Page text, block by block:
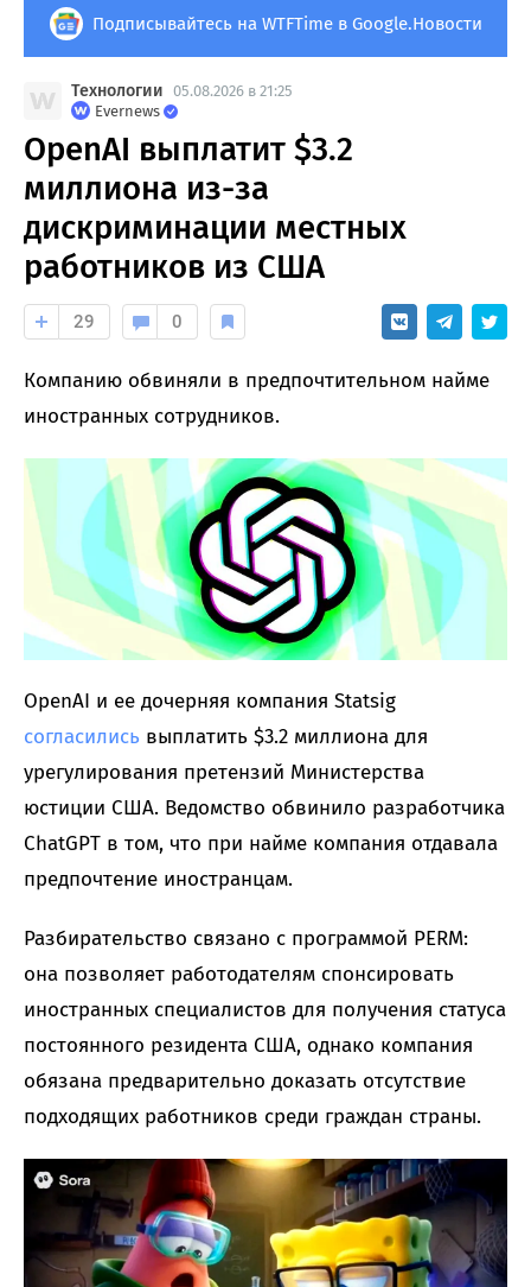
Подписывайтесь на WTFTime в Google.Новости
Технологии 05.08.2026 в 21:25
Evernews
OpenAI выплатит $3.2
миллиона из-за
дискриминации местных
работников из США
29 0
Компанию обвиняли в предпочтительном найме
иностранных сотрудников.
OpenAI и ее дочерняя компания Statsig
согласились выплатить $3.2 миллиона для
урегулирования претензий Министерства
юстиции США. Ведомство обвинило разработчика
ChatGPT в том, что при найме компания отдавала
предпочтение иностранцам.
Разбирательство связано с программой PERM:
она позволяет работодателям спонсировать
иностранных специалистов для получения статуса
постоянного резидента США, однако компания
обязана предварительно доказать отсутствие
подходящих работников среди граждан страны.